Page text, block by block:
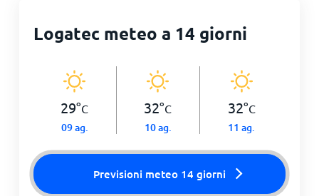
Logatec meteo a 14 giorni
29°C
09 ag.
32°C
10 ag.
32°C
11 ag.
Previsioni meteo 14 giorni